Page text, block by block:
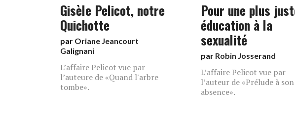
Gisèle Pelicot, notre
Quichotte
par Oriane Jeancourt
Galignani
L’affaire Pelicot vue par
l’auteure de «Quand l'arbre
tombe».
Pour une plus
éducation à la
sexualité
par Robin Josserand
L’affaire Pelicot vue par
l’auteur de «Prélude à son
absence».